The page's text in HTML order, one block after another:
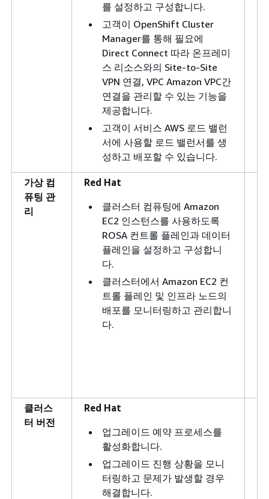
를 설정하고 구성합니다.
고객이 OpenShift Cluster
Manager를 통해 필요에
Direct Connect 따라 온프레미
스 리소스와의 Site-to-Site
VPN 연결, VPC Amazon VPC간
연결을 관리할 수 있는 기능을
제공합니다.
고객이 서비스 AWS 로드 밸런
서에 사용할 로드 밸런서를 생
성하고 배포할 수 있습니다.
가상 컴
퓨팅 관
리
Red Hat
클러스터 컴퓨팅에 Amazon
EC2 인스턴스를 사용하도록
ROSA 컨트롤 플레인과 데이터
플레인을 설정하고 구성합니
다.
클러스터에서 Amazon EC2 컨
트롤 플레인 및 인프라 노드의
배포를 모니터링하고 관리합니
다.
클러스
터 버전
Red Hat
업그레이드 예약 프로세스를
활성화합니다.
업그레이드 진행 상황을 모니
터링하고 문제가 발생할 경우
해결합니다.